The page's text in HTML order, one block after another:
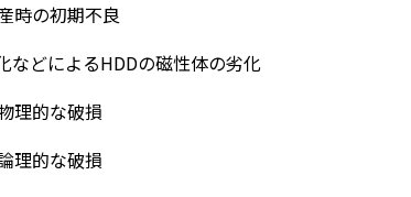
時の初期不良
などによるHDDの磁性体の劣化
理的な破損
理的な破損